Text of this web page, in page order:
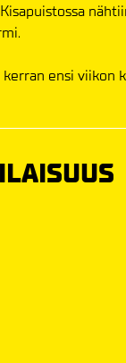
kerran ensi viikon